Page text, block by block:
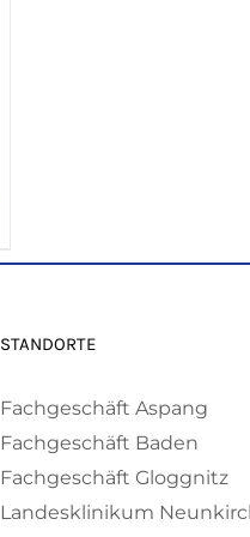
STANDORTE
Fachgeschäft Aspang
Fachgeschäft Baden
Fachgeschäft Gloggnitz
Landesklinikum